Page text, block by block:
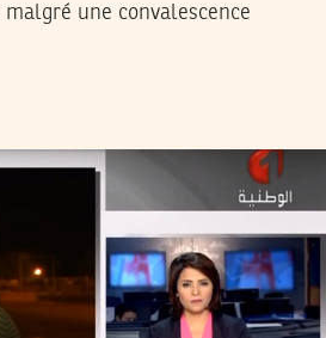
malgré une convalescence